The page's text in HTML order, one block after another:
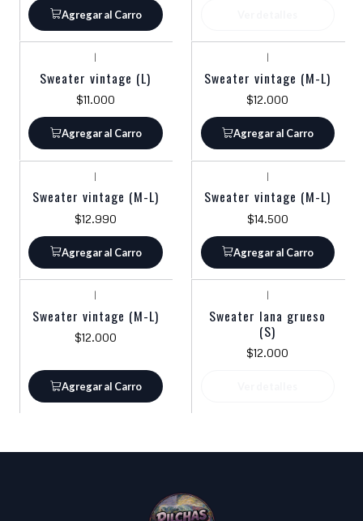
Agregar al Carro
|
Sweater vintage (L)
$11.000
Agregar al Carro
|
Sweater vintage (M-L)
$12.000
Agregar al Carro
|
Sweater vintage (M-L)
$12.990
Agregar al Carro
|
Sweater vintage (M-L)
$14.500
Agregar al Carro
|
Sweater vintage (M-L)
$12.000
Agregar al Carro
|
Sweater lana grueso
(S)
$12.000